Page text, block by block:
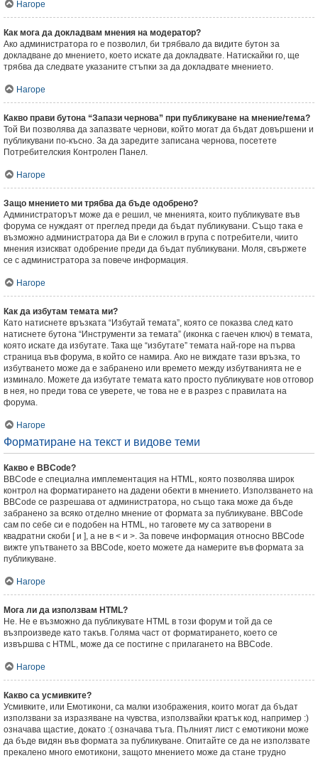
Нагоре
Как мога да докладвам мнения на модератор?
Ако администратора го е позволил, би трябвало да видите бутон за
докладване до мнението, което искате да докладвате. Натискайки го, ще
трябва да следвате указаните стъпки за да докладвате мнението.
Нагоре
Какво прави бутона “Запази чернова” при публикуване на мнение/тема?
Той Ви позволява да запазвате чернови, който могат да бъдат довършени и
публикувани по-късно. За да заредите записана чернова, посетете
Потребителския Контролен Панел.
Нагоре
Защо мнението ми трябва да бъде одобрено?
Администраторът може да е решил, че мненията, които публикувате във
форума се нуждаят от преглед преди да бъдат публикувани. Също така е
възможно администратора да Ви е сложил в група с потребители, чиито
мнения изискват одобрение преди да бъдат публикувани. Моля, свържете
се с администратора за повече информация.
Нагоре
Как да избутам темата ми?
Като натиснете връзката “Избутай темата”, която се показва след като
натиснете бутона “Инструменти за темата” (иконка с гаечен ключ) в темата,
която искате да избутате. Така ще “избутате” темата най-горе на първа
страница във форума, в който се намира. Ако не виждате тази връзка, то
избутването може да е забранено или времето между избутванията не е
изминало. Можете да избутате темата като просто публикувате нов отговор
в нея, но преди това се уверете, че това не е в разрез с правилата на
форума.
Нагоре
Форматиране на текст и видове теми
Какво е BBCode?
BBCode е специална имплементация на HTML, която позволява широк
контрол на форматирането на дадени обекти в мнението. Използването на
BBCode се разрешава от администратора, но също така може да бъде
забранено за всяко отделно мнение от формата за публикуване. BBCode
сам по себе си е подобен на HTML, но таговете му са затворени в
квадратни скоби [ и ], а не в < и >. За повече информация относно BBCode
вижте упътването за BBCode, което можете да намерите във формата за
публикуване.
Нагоре
Мога ли да използвам HTML?
Не. Не е възможно да публикувате HTML в този форум и той да се
възпроизведе като такъв. Голяма част от форматирането, което се
извършва с HTML, може да се постигне с прилагането на BBCode.
Нагоре
Какво са усмивките?
Усмивките, или Емотикони, са малки изображения, които могат да бъдат
използвани за изразяване на чувства, използвайки кратък код, например :)
означава щастие, докато :( означава тъга. Пълният лист с емотикони може
да бъде видян във формата за публикуване. Опитайте се да не използвате
прекалено много емотикони, защото мнението може да стане трудно